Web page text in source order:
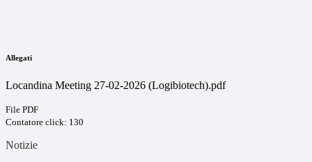
Allegati
Locandina Meeting 27-02-2026 (Logibiotech).pdf
File PDF
Contatore click: 130
Notizie